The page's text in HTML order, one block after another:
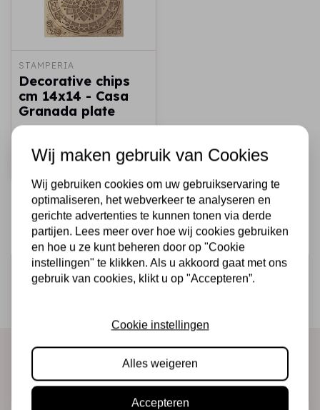
STAMPERIA
Decorative chips
cm 14x14 - Casa
Granada plate
Snel toevoegen
Schrijf je in voor de nieuwsbrief
Abonneer
Wij maken gebruik van Cookies
Wij gebruiken cookies om uw gebruikservaring te
optimaliseren, het webverkeer te analyseren en
gerichte advertenties te kunnen tonen via derde
partijen. Lees meer over hoe wij cookies gebruiken
en hoe u ze kunt beheren door op "Cookie
instellingen" te klikken. Als u akkoord gaat met ons
gebruik van cookies, klikt u op "Accepteren”.
Cookie instellingen
Alles weigeren
Accepteren